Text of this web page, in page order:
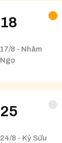
18
17/8 - Nhâm
Ngọ
25
24/8 - Kỷ Sửu